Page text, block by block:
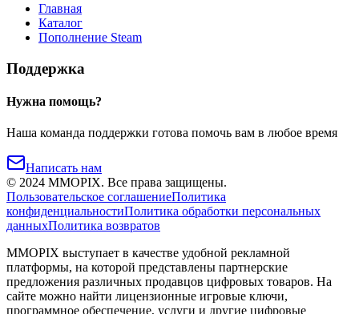
Главная
Каталог
Пополнение Steam
Поддержка
Нужна помощь?
Наша команда поддержки готова помочь вам в любое время
Написать нам
© 2024 MMOPIX. Все права защищены.
Пользовательское соглашениеПолитика
конфиденциальностиПолитика обработки персональных
данныхПолитика возвратов
MMOPIX выступает в качестве удобной рекламной
платформы, на которой представлены партнерские
предложения различных продавцов цифровых товаров. На
сайте можно найти лицензионные игровые ключи,
программное обеспечение, услуги и другие цифровые